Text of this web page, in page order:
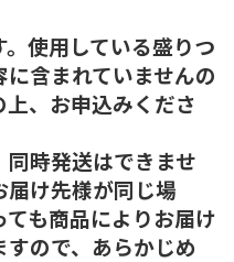
使用している盛りつ
含まれていませんの
、お申込みくださ
時発送はできませ
け先様が同じ場
も商品によりお届け
ので、あらかじめ